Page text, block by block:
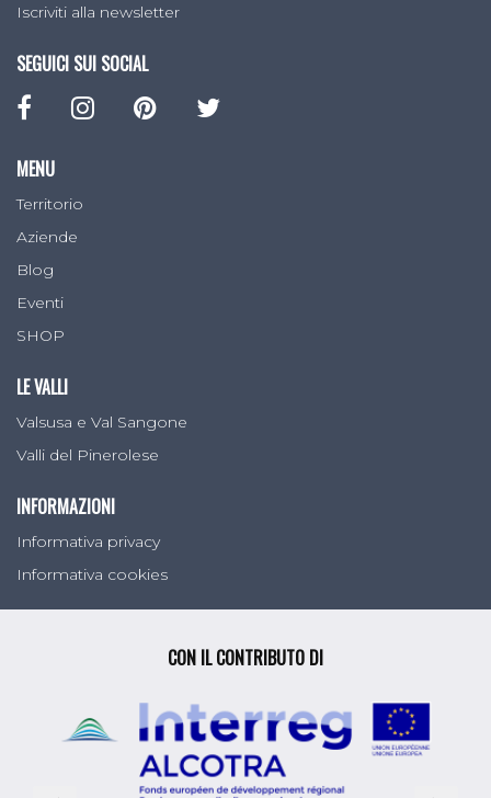
Iscriviti alla newsletter
SEGUICI SUI SOCIAL
MENU
Territorio
Aziende
Blog
Eventi
SHOP
LE VALLI
Valsusa e Val Sangone
Valli del Pinerolese
INFORMAZIONI
Informativa privacy
Informativa cookies
CON IL CONTRIBUTO DI